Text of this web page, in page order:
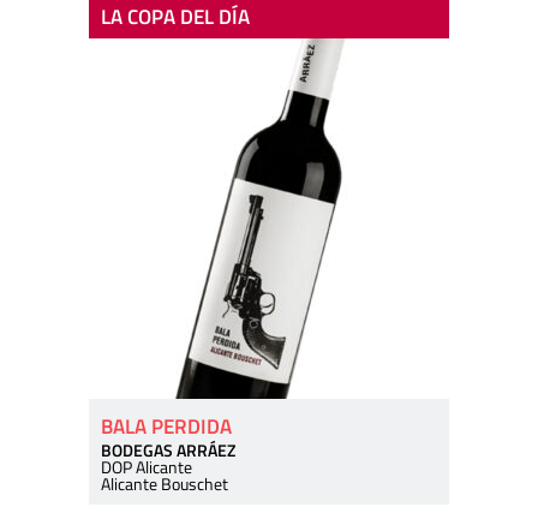
LA COPA DEL DÍA
BALA PERDIDA
BODEGAS ARRÁEZ
DOP Alicante
Alicante Bouschet